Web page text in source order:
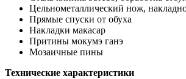
Цельнометаллический нож,
Прямые спуски от обуха
Накладки макасар
Притины мокумэ ганэ
Мозаичные пины
Технические характеристики